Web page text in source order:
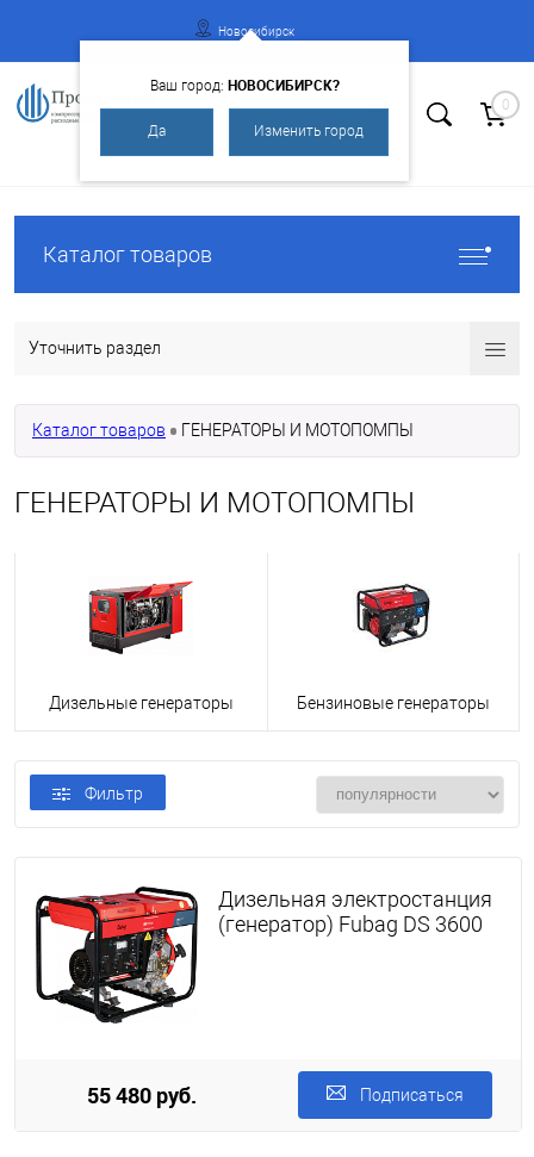
Регистрация
Новосибирск
Ваш город: НОВОСИБИРСК?
Да Изменить город
0
Каталог товаров
Уточнить раздел
Каталог товаров ГЕНЕРАТОРЫ И МОТОПОМПЫ
ГЕНЕРАТОРЫ И МОТОПОМПЫ
Дизельные генераторы Бензиновые генераторы
Фильтр
Дизельная электростанция
(генератор) Fubag DS 3600
55 480 руб. Подписаться